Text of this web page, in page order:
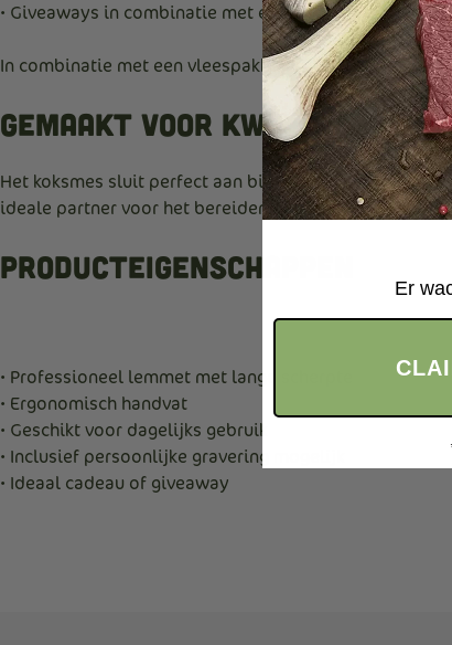
• Giveaways in combinatie met een waardebon
In combinatie met een vleespakket of natuurvlees van
Gemaakt voor kwaliteit
Het koksmes sluit perfect aan bij de waarden van
ideale partner voor het bereiden van grasgevoerd
Producteigenschappen
• Professioneel lemmet met lange scherpte
• Ergonomisch handvat
• Geschikt voor dagelijks gebruik
• Inclusief persoonlijke gravering mogelijk
• Ideaal cadeau of giveaway
Er